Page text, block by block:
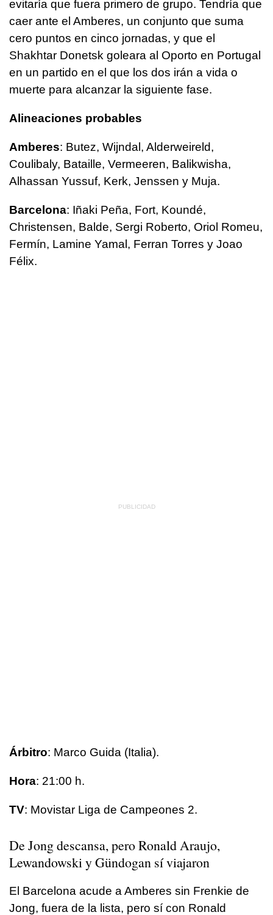
evitaría que fuera primero de grupo. Tendría que
caer ante el Amberes, un conjunto que suma
cero puntos en cinco jornadas, y que el
Shakhtar Donetsk goleara al Oporto en Portugal
en un partido en el que los dos irán a vida o
muerte para alcanzar la siguiente fase.
Alineaciones probables
Amberes: Butez, Wijndal, Alderweireld,
Coulibaly, Bataille, Vermeeren, Balikwisha,
Alhassan Yussuf, Kerk, Jenssen y Muja.
Barcelona: Iñaki Peña, Fort, Koundé,
Christensen, Balde, Sergi Roberto, Oriol Romeu,
Fermín, Lamine Yamal, Ferran Torres y Joao
Félix.
Árbitro: Marco Guida (Italia).
Hora: 21:00 h.
TV: Movistar Liga de Campeones 2.
De Jong descansa, pero Ronald Araujo,
Lewandowski y Gündogan sí viajaron
El Barcelona acude a Amberes sin Frenkie de
Jong, fuera de la lista, pero sí con Ronald